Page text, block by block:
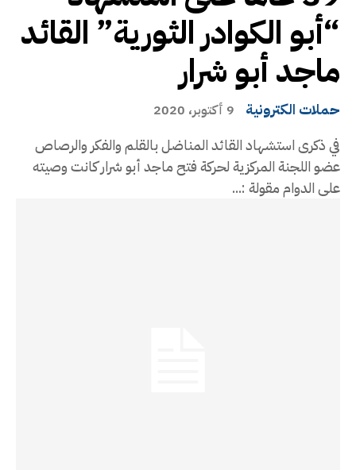
“أبو الكوادر الثورية” القائد
ماجد أبو شرار
حملات الكترونية 9 أكتوبر، 2020
في ذكرى استشهاد القائد المناضل بالقلم والفكر والرصاص
عضو اللجنة المركزية لحركة فتح ماجد أبو شرار كانت وصيته
على الدوام مقولة :...